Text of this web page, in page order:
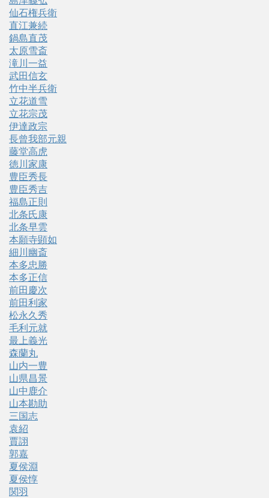
仙石権兵衛
直江兼続
鍋島直茂
太原雪斎
滝川一益
武田信玄
竹中半兵衛
立花道雪
立花宗茂
伊達政宗
長曾我部元親
藤堂高虎
徳川家康
豊臣秀長
豊臣秀吉
福島正則
北条氏康
北条早雲
本願寺顕如
細川幽斎
本多忠勝
本多正信
前田慶次
前田利家
松永久秀
毛利元就
最上義光
森蘭丸
山内一豊
山県昌景
山中鹿介
山本勘助
三国志
袁紹
賈詡
郭嘉
夏侯淵
夏侯惇
関羽